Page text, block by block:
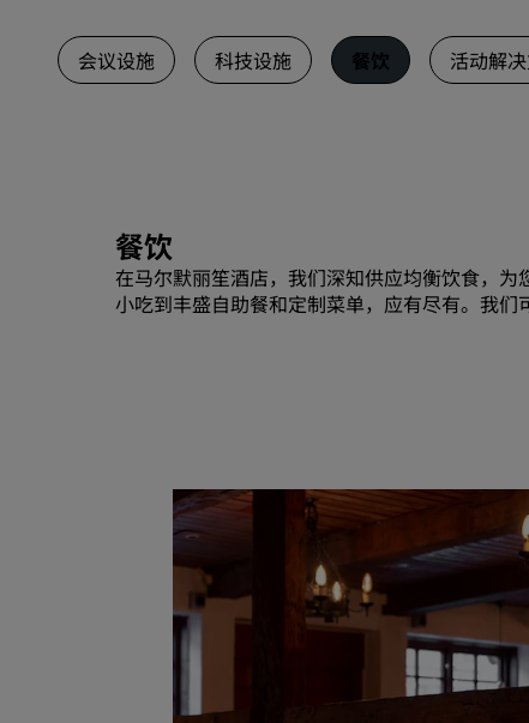
会议设施 科技设施 餐饮 活动解
餐饮
在马尔默丽笙酒店，我们深知供应均衡饮食，
小吃到丰盛自助餐和定制菜单，应有尽有。我们